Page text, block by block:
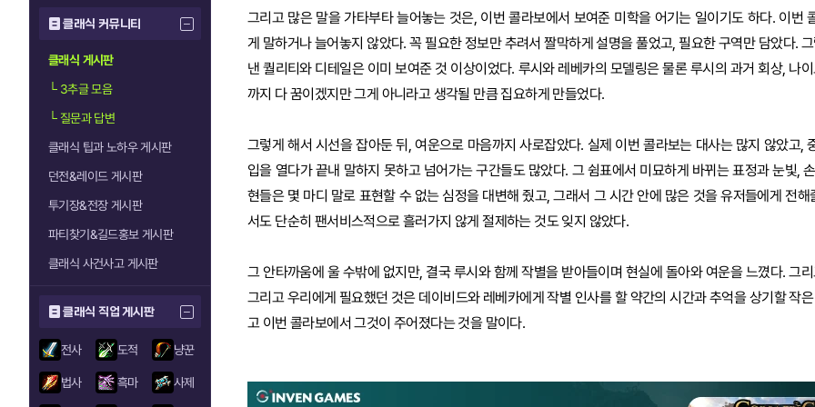
클래식 커뮤니티
클래식 게시판
└3추글 모음
└질문과 답변
클래식 팁과 노하우 게시판
던전&레이드 게시판
투기장&전장 게시판
파티찾기&길드홍보 게시판
클래식 사건사고 게시판
클래식 직업 게시판
전사 도적 냥꾼
법사 흑마 사제
그리고 많은 말을 가타부타 늘어놓는 것은, 이번 콜라보에서 보여준 미학을 어기는 일이기도 하다. 이번
게 말하거나 늘어놓지 않았다. 꼭 필요한 정보만 추려서 짤막하게 설명을 풀었고, 필요한 구역만 담았다.
낸 퀄리티와 디테일은 이미 보여준 것 이상이었다. 루시와 레베카의 모델링은 물론 루시의 과거 회상, 나
까지 다 꿈이겠지만 그게 아니라고 생각될 만큼 집요하게 만들었다.
그렇게 해서 시선을 잡아둔 뒤, 여운으로 마음까지 사로잡았다. 실제 이번 콜라보는 대사는 많지 않았고,
입을 열다가 끝내 말하지 못하고 넘어가는 구간들도 많았다. 그 쉼표에서 미묘하게 바뀌는 표정과 눈빛,
현들은 몇 마디 말로 표현할 수 없는 심정을 대변해 줬고, 그래서 그 시간 안에 많은 것을 유저들에게 전해
서도 단순히 팬서비스적으로 흘러가지 않게 절제하는 것도 잊지 않았다.
그 안타까움에 울 수밖에 없지만, 결국 루시와 함께 작별을 받아들이며 현실에 돌아와 여운을 느꼈다. 그
그리고 우리에게 필요했던 것은 데이비드와 레베카에게 작별 인사를 할 약간의 시간과 추억을 상기할 작
고 이번 콜라보에서 그것이 주어졌다는 것을 말이다.